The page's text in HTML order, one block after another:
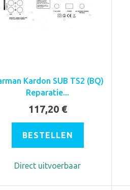
Kardon SUB TS2 (BQ)
Reparatie...
117,20 €
BESTELLEN
Direct uitvoerbaar